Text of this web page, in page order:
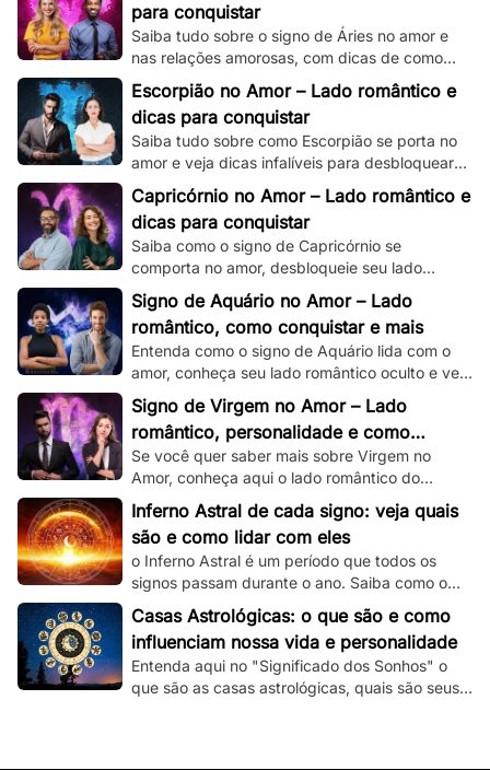
para conquistar
Saiba tudo sobre o signo de Áries no amor e
nas relações amorosas, com dicas de como
destravar seu intenso e ardente lado
romântico.
Escorpião no Amor – Lado romântico e
dicas para conquistar
Saiba tudo sobre como Escorpião se porta no
amor e veja dicas infalíveis para desbloquear
seu misterioso e enigmático lado romântico.
Capricórnio no Amor – Lado romântico e
dicas para conquistar
Saiba como o signo de Capricórnio se
comporta no amor, desbloqueie seu lado
romântico e veja dicas de como conquistar um
capricorniano!
Signo de Aquário no Amor – Lado
romântico, como conquistar e mais
Entenda como o signo de Aquário lida com o
amor, conheça seu lado romântico oculto e veja
dicas de como conquistar um aquariano!
Signo de Virgem no Amor – Lado
romântico, personalidade e como
conquistar
Se você quer saber mais sobre Virgem no
Amor, conheça aqui o lado romântico do
virginiano e confira dicas de como conquistá-
lo.
Inferno Astral de cada signo: veja quais
são e como lidar com eles
o Inferno Astral é um período que todos os
signos passam durante o ano. Saiba como o
seu signo é atingido e como lidar com essa
fase.
Casas Astrológicas: o que são e como
influenciam nossa vida e personalidade
Entenda aqui no "Significado dos Sonhos" o
que são as casas astrológicas, quais são seus